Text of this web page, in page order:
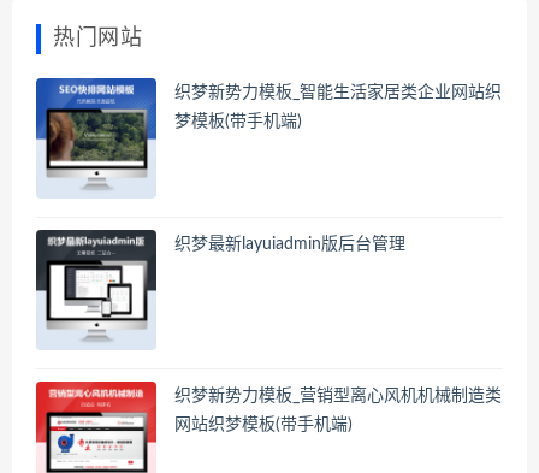
热门网站
织梦新势力模板_智能生活家居类企业网站织
梦模板(带手机端)
织梦最新layuiadmin版后台管理
织梦新势力模板_营销型离心风机机械制造类
网站织梦模板(带手机端)